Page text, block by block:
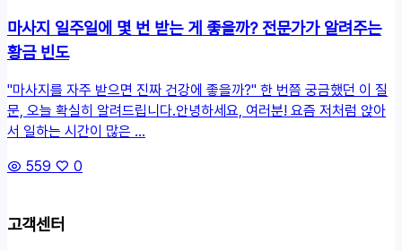
마사지 일주일에 몇 번 받는 게 좋을까? 전문가가 알려주는
황금 빈도
"마사지를 자주 받으면 진짜 건강에 좋을까?" 한 번쯤 궁금했던 이 질
문, 오늘 확실히 알려드립니다.안녕하세요, 여러분! 요즘 저처럼 앉아
서 일하는 시간이 많은 ...
559
0
고객센터